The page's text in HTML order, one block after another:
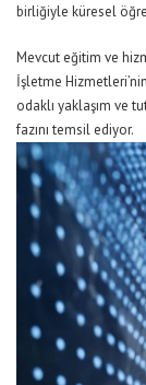
birliğiyle küresel ö
Mevcut eğitim ve
İşletme Hizmetleri’nin
odaklı yaklaşım ve
fazını temsil ediyor.